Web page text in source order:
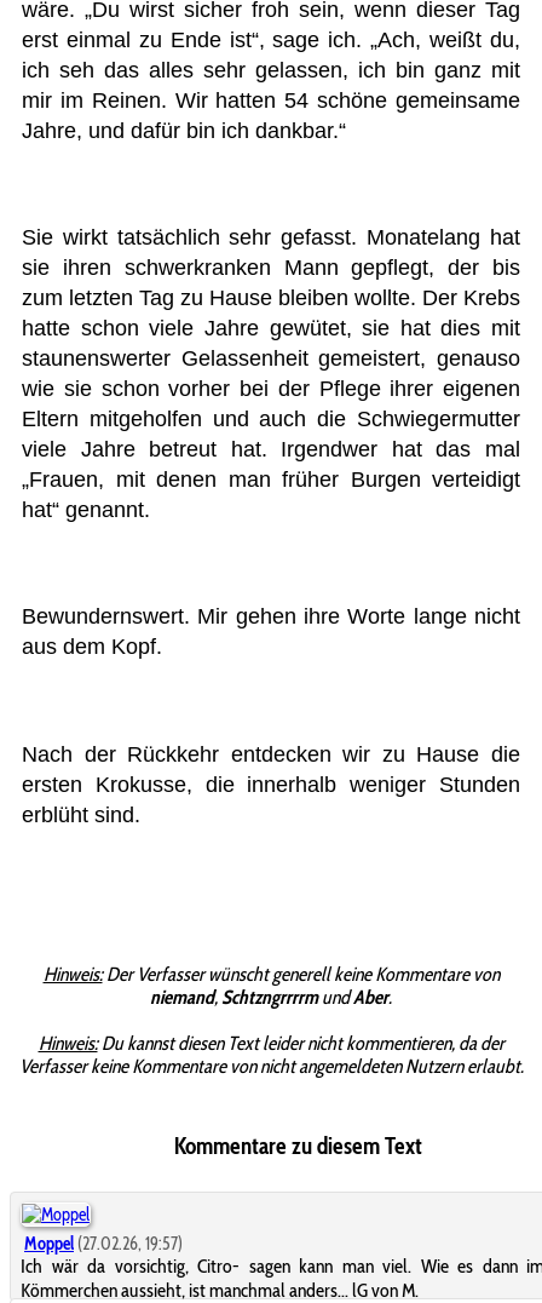
wäre. „Du wirst sicher froh sein, wenn dieser Tag
erst einmal zu Ende ist“, sage ich. „Ach, weißt du,
ich seh das alles sehr gelassen, ich bin ganz mit
mir im Reinen. Wir hatten 54 schöne gemeinsame
Jahre, und dafür bin ich dankbar.“
Sie wirkt tatsächlich sehr gefasst. Monatelang hat
sie ihren schwerkranken Mann gepflegt, der bis
zum letzten Tag zu Hause bleiben wollte. Der Krebs
hatte schon viele Jahre gewütet, sie hat dies mit
staunenswerter Gelassenheit gemeistert, genauso
wie sie schon vorher bei der Pflege ihrer eigenen
Eltern mitgeholfen und auch die Schwiegermutter
viele Jahre betreut hat. Irgendwer hat das mal
„Frauen, mit denen man früher Burgen verteidigt
hat“ genannt.
Bewundernswert. Mir gehen ihre Worte lange nicht
aus dem Kopf.
Nach der Rückkehr entdecken wir zu Hause die
ersten Krokusse, die innerhalb weniger Stunden
erblüht sind.
Hinweis:Der Verfasser wünscht generell keine Kommentare von
niemand, SchtzngrrrrmundAber.
Hinweis:Du kannst diesen Text leider nicht kommentieren, da der
Verfasser keine Kommentare von nicht angemeldeten Nutzern erlaubt.
Kommentare zu diesem Text
Moppel (27.02.26, 19:57)
Ich wär da vorsichtig, Citro- sagen kann man viel. Wie es dann
Kömmerchen aussieht, ist manchmal anders... lG von M.